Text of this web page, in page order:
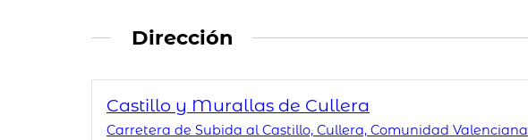
Dirección
Castillo y Murallas de Cullera
Carretera de Subida al Castillo, Cullera, Comunidad Valenciana